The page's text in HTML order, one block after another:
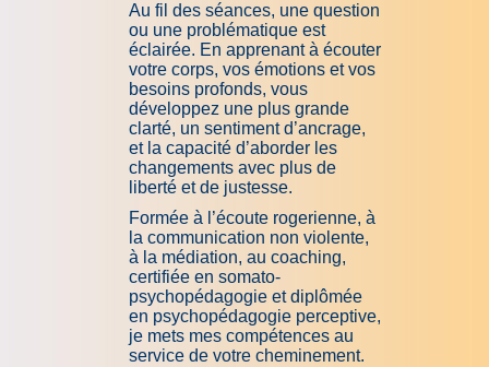
Au fil des séances, une question
ou une problématique est
éclairée. En apprenant à écouter
votre corps, vos émotions et vos
besoins profonds, vous
développez une plus grande
clarté, un sentiment d’ancrage,
et la capacité d’aborder les
changements avec plus de
liberté et de justesse.
Formée à l’écoute rogerienne, à
la communication non violente,
à la médiation, au coaching,
certifiée en somato-
psychopédagogie et diplômée
en psychopédagogie perceptive,
je mets mes compétences au
service de votre cheminement.